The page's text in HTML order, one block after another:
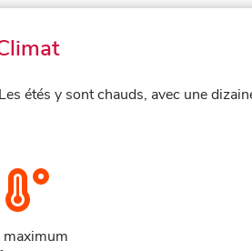
étés y sont chauds, avec une
maximum